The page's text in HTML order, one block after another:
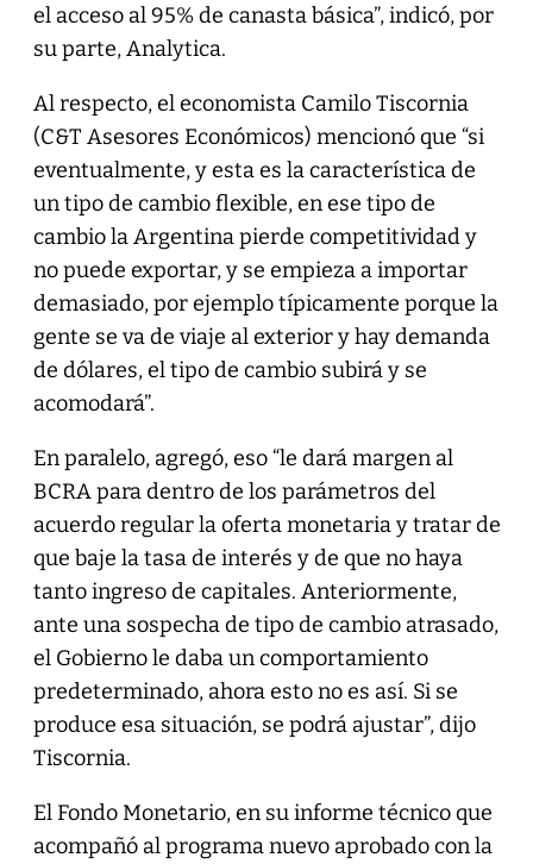
el acceso al 95% de canasta básica”, indicó, por
su parte, Analytica.
Al respecto, el economista Camilo Tiscornia
(C&T Asesores Económicos) mencionó que “si
eventualmente, y esta es la característica de
un tipo de cambio flexible, en ese tipo de
cambio la Argentina pierde competitividad y
no puede exportar, y se empieza a importar
demasiado, por ejemplo típicamente porque la
gente se va de viaje al exterior y hay demanda
de dólares, el tipo de cambio subirá y se
acomodará”.
En paralelo, agregó, eso “le dará margen al
BCRA para dentro de los parámetros del
acuerdo regular la oferta monetaria y tratar de
que baje la tasa de interés y de que no haya
tanto ingreso de capitales. Anteriormente,
ante una sospecha de tipo de cambio atrasado,
el Gobierno le daba un comportamiento
predeterminado, ahora esto no es así. Si se
produce esa situación, se podrá ajustar”, dijo
Tiscornia.
El Fondo Monetario, en su informe técnico que
acompañó al programa nuevo aprobado con la